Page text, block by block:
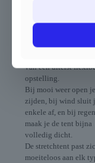
Dankzij het
en de verplaatsbare
aluminium of
van een uiterst
opstelling.
Bij mooi weer open
zijden, bij wind sluit
enkele af, en bij regen
maak je de tent bijna
volledig dicht.
De stretchtent past
moeiteloos aan elk